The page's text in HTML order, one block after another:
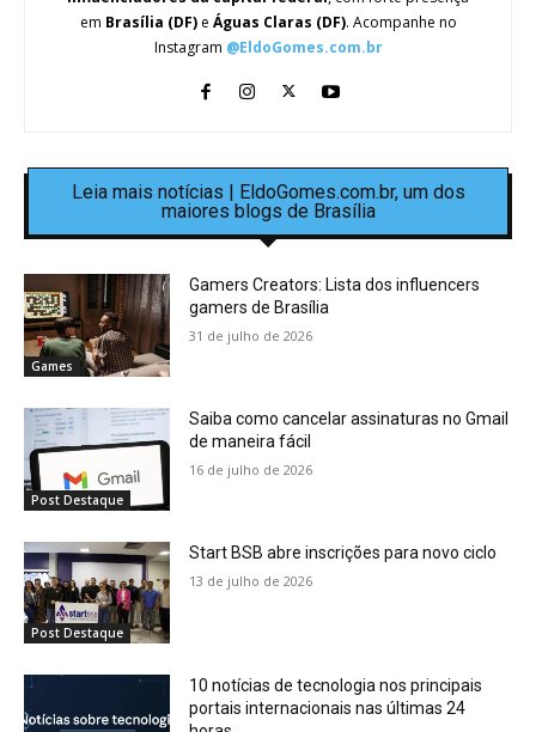
em Brasília (DF)e Águas Claras (DF). Acompanhe no
Instagram @EldoGomes.com.br
Leia mais notícias | EldoGomes.com.br, um dos
maiores blogs de Brasília
Games
Gamers Creators: Lista dos influencers
gamers de Brasília
31 de julho de 2026
Post Destaque
Saiba como cancelar assinaturas no Gmail
de maneira fácil
16 de julho de 2026
Post Destaque
Start BSB abre inscrições para novo ciclo
13 de julho de 2026
10 notícias de tecnologia nos principais
portais internacionais nas últimas 24